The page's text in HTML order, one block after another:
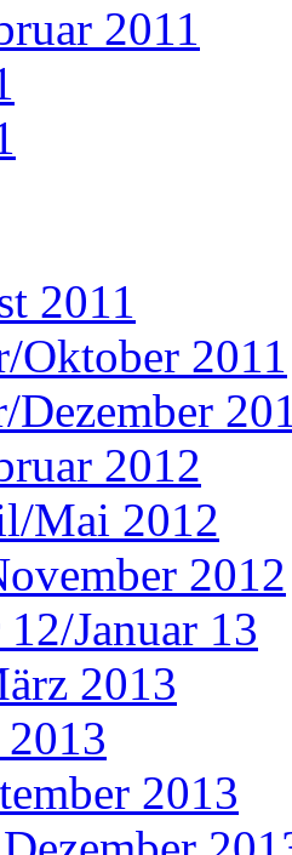
2011
2011
Oktober 2011
Dezember
2012
Mai 2012
2012
Januar 13
2013
2013